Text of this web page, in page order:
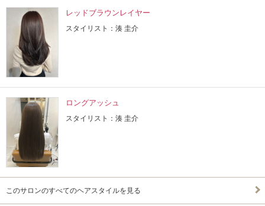
レッドブラウンレイヤー
スタイリスト：湊 圭介
ロングアッシュ
スタイリスト：湊 圭介
このサロンのすべてのヘアスタイルを見る